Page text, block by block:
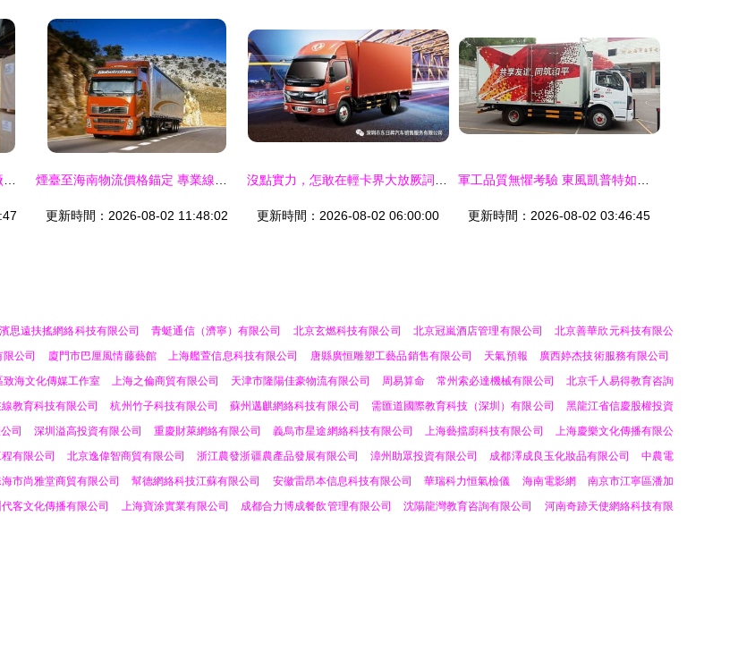
更新時間：2026-08-02 11:48:02 更新時間：2026-08-02 06:00:00 更新時間：2026-08-02 03:46:45
思遠扶搖網絡科技有限公司 青蜓通信（濟寧）有限公司 北京玄燃科技有限公司 北京冠嵐酒店管理有限公司
北京善華欣元科技有限公
公司 廈門市巴厘風情藤藝館 上海艦萱信息科技有限公司 唐縣廣恒雕塑工藝品銷售有限公司 天氣預報
廣西婷杰技術服務有限公司
致海文化傳媒工作室 上海之倫商貿有限公司 天津市隆陽佳豪物流有限公司 周易算命 常州索必達機械有限公司
北京千人易得教育咨詢
教育科技有限公司 杭州竹子科技有限公司 蘇州邁麒網絡科技有限公司 需匯道國際教育科技（深圳）有限公司
黑龍江省信慶股權投資
司 深圳溢高投資有限公司 重慶財萊網絡有限公司 義烏市星途網絡科技有限公司 上海藝擋廚科技有限公司
上海慶樂文化傳播有限公
有限公司 北京逸偉智商貿有限公司 浙江農發浙疆農產品發展有限公司 漳州助眾投資有限公司 成都澤成良玉化妝品有限公司
中農電
市尚雅堂商貿有限公司 幫德網絡科技江蘇有限公司 安徽雷昂本信息科技有限公司 華瑞科力恒氣檢儀 海南電影網
南京市江寧區潘加
客文化傳播有限公司 上海寶涂實業有限公司 成都合力博成餐飲管理有限公司 沈陽龍灣教育咨詢有限公司
河南奇跡天使網絡科技有限